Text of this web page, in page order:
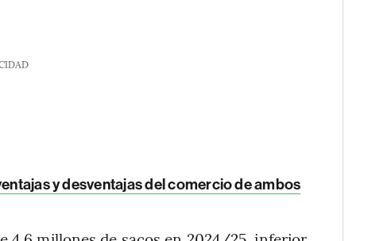
y desventajas del comercio de ambos